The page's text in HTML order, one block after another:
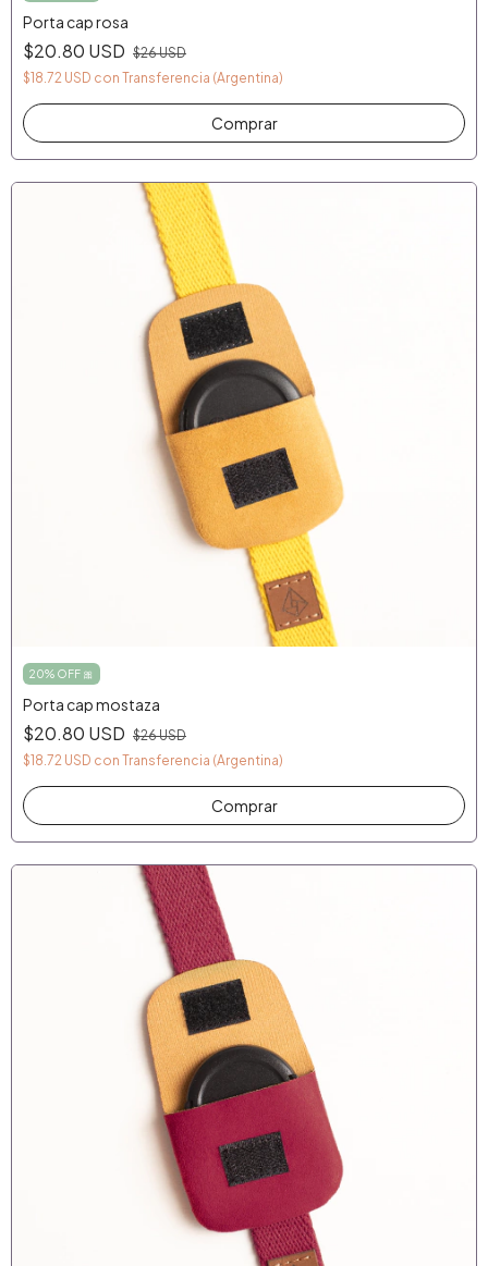
Porta cap rosa
$20.80 USD $26 USD
$18.72 USD con Transferencia (Argentina)
Comprar
20% OFF 🎀
Porta cap mostaza
$20.80 USD $26 USD
$18.72 USD con Transferencia (Argentina)
Comprar